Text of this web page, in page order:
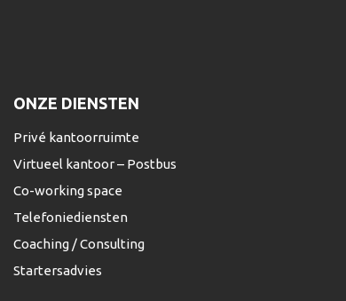
ONZE DIENSTEN
Privé kantoorruimte
Virtueel kantoor – Postbus
Co-working space
Telefoniediensten
Coaching / Consulting
Startersadvies